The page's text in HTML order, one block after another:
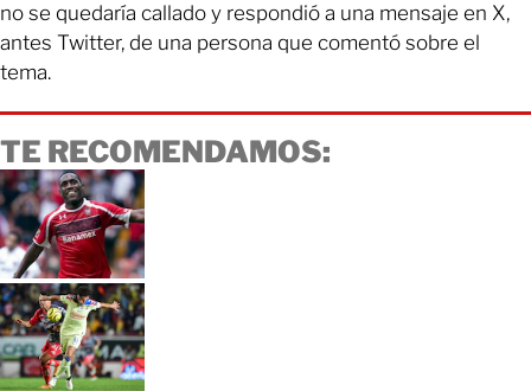
no se quedaría callado y respondió a una mensaje en X,
antes Twitter, de una persona que comentó sobre el
tema.
TE RECOMENDAMOS: